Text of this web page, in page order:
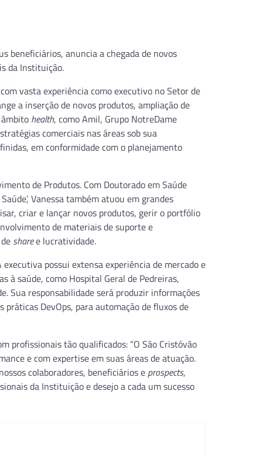
beneficiários, anuncia a chegada de novos
da Instituição.
vasta experiência como executivo no Setor de
a inserção de novos produtos, ampliação de
health, como Amil, Grupo NotreDame
comerciais nas áreas sob sua
em conformidade com o planejamento
de Produtos. Com Doutorado em Saúde
Vanessa também atuou em grandes
criar e lançar novos produtos, gerir o portfólio
de materiais de suporte e
sharee lucratividade.
possui extensa experiência de mercado e
saúde, como Hospital Geral de Pedreiras,
Sua responsabilidade será produzir informações
DevOps, para automação de fluxos de
profissionais tão qualificados: “O São Cristóvão
e com expertise em suas áreas de atuação.
colaboradores, beneficiários e prospects,
da Instituição e desejo a cada um sucesso